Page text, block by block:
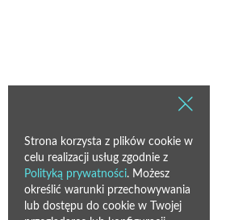
Strona korzysta z plików cookie w
celu realizacji usług zgodnie z
Polityką prywatności. Możesz
określić warunki przechowywania
lub dostępu do cookie w Twojej